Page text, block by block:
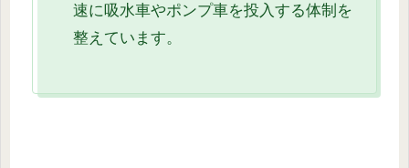
速に吸水車やポンプ車を投入する体制を
整えています。